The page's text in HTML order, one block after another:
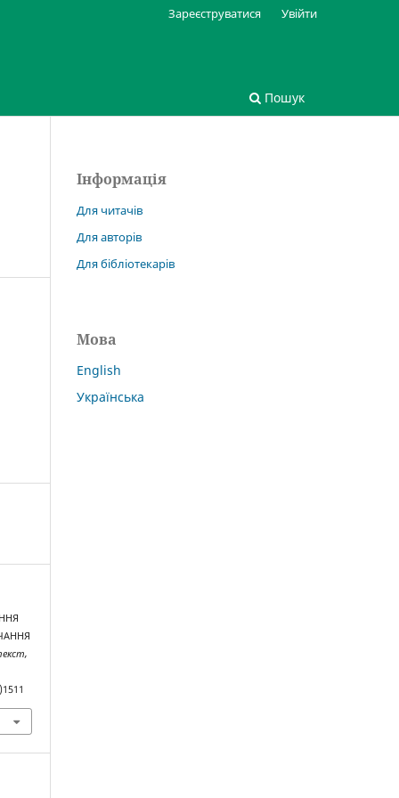
Пошук
Зареєструватися Увійти
Інформація
Для читачів
Для авторів
Для бібліотекарів
Мова
English
Українська